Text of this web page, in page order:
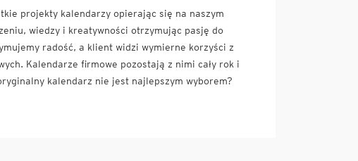
projekty kalendarzy opierając się na naszym
wiedzy i kreatywności otrzymując pasję do
radość, a klient widzi wymierne korzyści z
Kalendarze firmowe pozostają z nimi cały rok i
kalendarz nie jest najlepszym wyborem?